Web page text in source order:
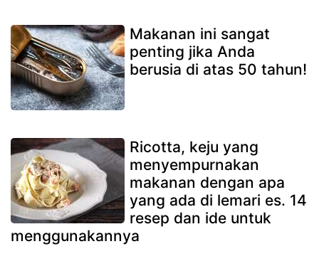
Makanan ini sangat
penting jika Anda
berusia di atas 50 tahun!
Ricotta, keju yang
menyempurnakan
makanan dengan apa
yang ada di lemari es. 14
resep dan ide untuk
menggunakannya